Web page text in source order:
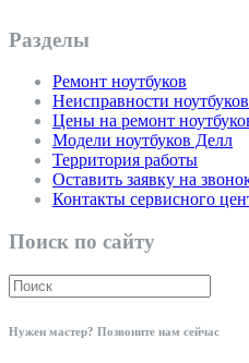
Разделы
Ремонт ноутбуков
Неисправности
Цены на ремонт
Модели ноутбуков Делл
Территория работы
Оставить заявку на
Контакты сервисного
Поиск по сайту
Нужен мастер? Позвоните нам сейчас